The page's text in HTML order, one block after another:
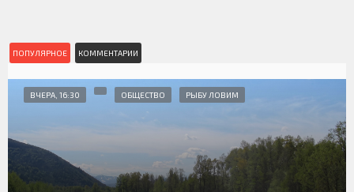
ПОПУЛЯРНОЕ КОММЕНТАРИИ
ВЧЕРА, 16:30 ОБЩЕСТВО РЫБУ ЛОВИМ